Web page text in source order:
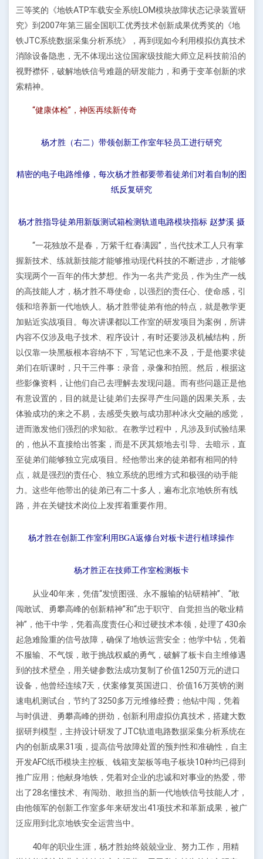
三等奖的《地铁ATP车载安全系统LOM模块故障状态记录装置研
究》到2007年第三届全国职工优秀技术创新成果优秀奖的《地
铁JTC系统数据采集分析系统》，再到现如今利用模拟仿真技术
消除设备隐患，无不体现出这位国家级技能大师立足科技前沿的
视野襟怀，破解地铁信号难题的研发能力，和勇于变革创新的求
索精神。
“健康体检”，神医再续新传奇
杨才胜（右二）带领创新工作室年轻员工进行研究
精密的电子电路维修，每次杨才胜都要带着徒弟们对着自制的图
纸反复研究
杨才胜指导徒弟用新版测试箱检测轨道电路模块指标 赵梦溪 摄
“一花独放不是春，万紫千红春满园”，当代技术工人只有掌
握新技术、练就新技能才能够推动现代科技的不断进步，才能够
实现两个一百年的伟大梦想。作为一名共产党员，作为生产一线
的高技能人才，杨才胜不辱使命，以强烈的责任心、使命感，引
领和培养新一代地铁人。杨才胜带徒弟有他的特点，就是教学更
加贴近实战项目。每次讲课都以工作室的研发项目为案例，所讲
内容不仅涉及电子技术、程序设计，有时还要涉及机械结构，所
以仅靠一块黑板根本容纳不下，写笔记也来不及，于是他要求徒
弟们在听课时，只干三件事：录音，录像和拍照。然后，根据这
些影像资料，让他们自己去理解去发现问题。而有些问题正是他
有意设置的，目的就是让徒弟们去探寻产生问题的因果关系，去
体验成功的来之不易，去感受失败与成功那种冰火交融的感觉，
进而激发他们强烈的求知欲。在教学过程中，凡涉及到试验结果
的，他从不直接给出答案，而是不厌其烦地去引导、去暗示，直
至徒弟们能够独立完成项目。经他带出来的徒弟都有相同的特
点，就是强烈的责任心、独立系统的思维方式和极强的动手能
力。这些年他带出的徒弟已有二十多人，遍布北京地铁所有线
路，并在关键技术岗位上发挥着重要作用。
杨才胜在创新工作室利用BGA返修台对板卡进行植球操作
杨才胜正在技师工作室检测板卡
从业40年来，凭借“发愤图强、永不服输的钻研精神”、“敢
闯敢试、勇攀高峰的创新精神”和“忠于职守、自觉担当的敬业精
神”，他干中学，凭着高度责任心和过硬技术本领，处理了430余
起急难险重的信号故障，确保了地铁运营安全；他学中钻，凭着
不服输、不气馁，敢于挑战权威的勇气，破解了板卡自主维修遇
到的技术壁垒，用关键参数法成功复制了价值1250万元的进口
设备，他曾经连续7天，伏案修复英国进口、价值16万英镑的测
速电机测试台，节约了3250多万元维修经费；他钻中闯，凭着
与时俱进、勇攀高峰的拼劲，创新利用虚拟仿真技术，搭建大数
据研判模型，主持设计研发了JTC轨道电路数据采集分析系统在
内的创新成果31项，提高信号故障处置的预判性和准确性，自主
开发AFC纸币模块主控板、钱箱支架板等电子板块10种均已得到
推广应用；他献身地铁，凭着对企业的忠诚和对事业的热爱，带
出了28名懂技术、有闯劲、敢担当的新一代地铁信号技能人才，
由他领军的创新工作室多年来研发出41项技术和革新成果，被广
泛应用到北京地铁安全运营当中。
40年的职业生涯，杨才胜始终兢兢业业、努力工作，用精